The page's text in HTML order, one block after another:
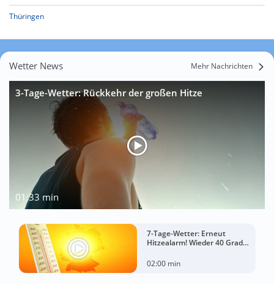
Thüringen
Wetter News Mehr Nachrichten
3-Tage-Wetter: Rückkehr der großen Hitze
01:33 min
7-Tage-Wetter: Erneut
Hitzealarm! Wieder 40 Grad
02:00 min